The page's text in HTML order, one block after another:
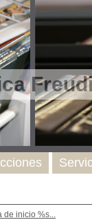
de inicio %s...